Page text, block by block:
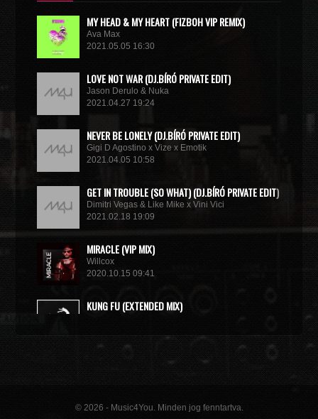
MY HEAD & MY HEART (FIZBOH VIP REMIX)
Ava Max
2021.05.05 16:30
LOVE NOT WAR (DJ.BÍRÓ PRIVATE EDIT)
Jason Derulo & Nuka
2021.04.27 19:24
NEVER BE LONELY (DJ.BÍRÓ PRIVATE EDIT)
Gigi D Agostino x Vize x Emotik
2021.04.05 10:58
GET IN TROUBLE (SO WHAT) (DJ.BÍRÓ PRIVATE EDIT)
Dimitri Vegas & Like Mike x Vini Vici
2021.02.18 19:09
MIRACLE (VIP MIX)
Willcox
2020.10.15 09:41
KUNG FU (EXTENDED MIX)
© 2026 - Music4You. Minden jog fenntartva.